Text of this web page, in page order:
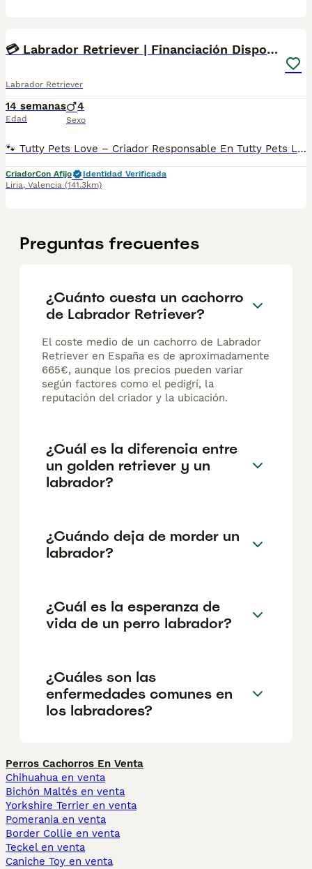
💳 Labrador Retriever | Financiación Disponible
Labrador Retriever
14 semanas
Edad
4
Sexo
🐾 Tutty Pets Love – Criador Responsable En Tutty Pets Love trabajamos con pasión y responsabilidad para ofrecer cachorros sanos, equilibrados y con todas las garantías. ✅ Vacunas correspondientes a su edad. ✅ Cartilla veterinaria. ✅ Desparasitación interna y externa. ✅ Pasaporte y microchip. ✅ Garantías víricas y congénitas. ✅ Contrato de compraventa sellado por la empresa. ✅ Envíos a toda la península (según kilometraje). ✅ Financiación personalizada de 6 a 48 meses, con y sin intereses. 💳 Financiación disponible. Consulta cómodas cuotas adaptadas a tus necesidades. 📞 672 515 514 WhatsApp y llamadas 🌐 www.tuttypetslove.es 🐶 Tutty Pets Love, donde nacen grandes compañeros.
CriadorCon Afijo
Identidad Verificada
Liria, Valencia (141.3km)
Preguntas frecuentes
¿Cuánto cuesta un cachorro
de Labrador Retriever?
El coste medio de un cachorro de Labrador
Retriever en España es de aproximadamente
665€, aunque los precios pueden variar
según factores como el pedigrí, la
reputación del criador y la ubicación.
¿Cuál es la diferencia entre
un golden retriever y un
labrador?
¿Cuándo deja de morder un
labrador?
¿Cuál es la esperanza de
vida de un perro labrador?
¿Cuáles son las
enfermedades comunes en
los labradores?
Perros Cachorros En Venta
Chihuahua en venta
Bichón Maltés en venta
Yorkshire Terrier en venta
Pomerania en venta
Border Collie en venta
Teckel en venta
Caniche Toy en venta